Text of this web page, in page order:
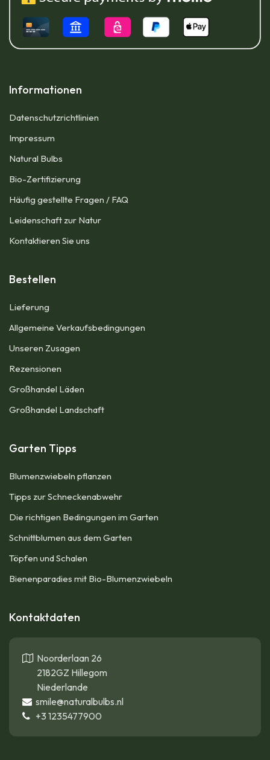
Informationen
Datenschutzrichtlinien
Impressum​
Natural Bulbs
Bio-Zertifizierung
Häufig gestellte Fragen / FAQ
Leidenschaft zur Natur
Kontaktieren Sie uns
Bestellen
Lieferung
Allgemeine Verkaufsbedingungen​
Unseren Zusagen
Rezensionen
Großhandel Läden
Großhandel Landschaft
Garten Tipps
Blumenzwiebeln pflanzen​
Tipps zur Schneckenabwehr
Die richtigen Bedingungen im Garten
Schnittblumen aus dem Garten
Töpfen und Schalen
Bienenparadies mit Bio-Blumenzwiebeln
Kontaktdaten
Noorderlaan 26
2182GZ Hillegom
Niederlande
smile@naturalbulbs.nl
+3 1235477900